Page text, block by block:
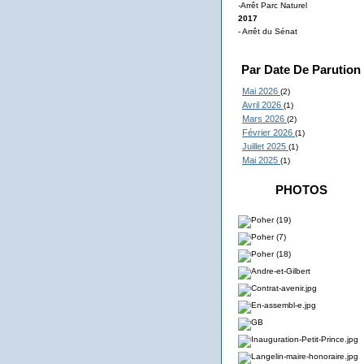
-Arrêt Parc Naturel
2017
- Arrêt du Sénat
Par Date De Parution
Mai 2026 (2)
Avril 2026 (1)
Mars 2026 (2)
Février 2026 (1)
Juillet 2025 (1)
Mai 2025 (1)
PHOTOS